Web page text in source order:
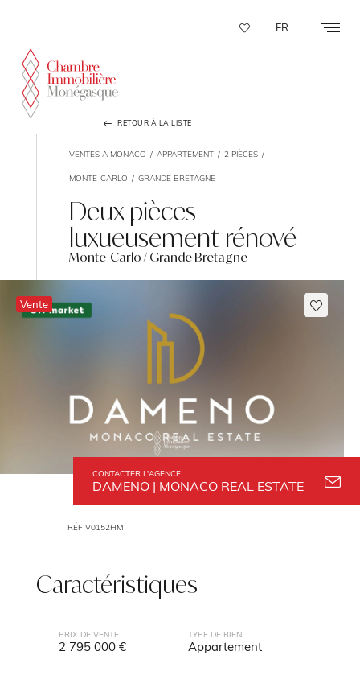
FR
RETOUR À LA LISTE
VENTES À MONACO APPARTEMENT 2 PIÈCES
MONTE-CARLO GRANDE BRETAGNE
Deux pièces
luxueusement rénové
Monte-Carlo / Grande Bretagne
CONTACTER L'AGENCE
DAMENO | MONACO REAL ESTATE
Vente
RÉF V0152HM
Caractéristiques
PRIX DE VENTE
2 795 000 €
TYPE DE BIEN
Appartement